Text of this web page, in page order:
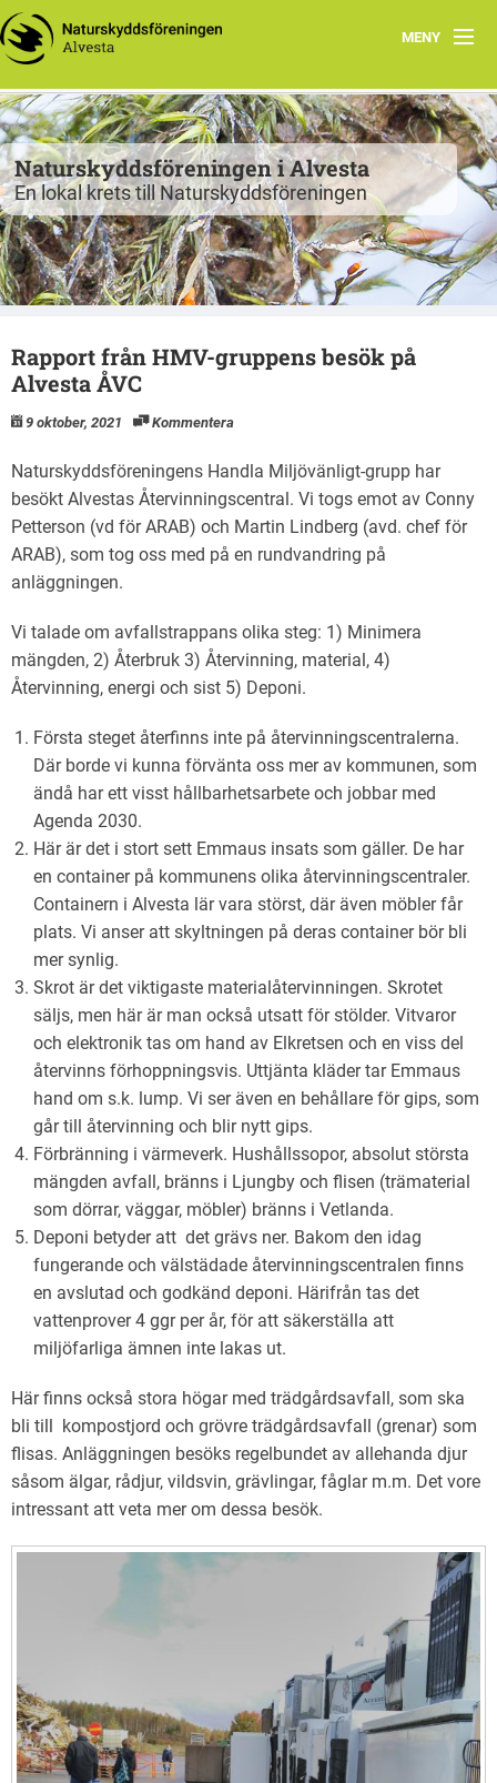
MENY
Program
Grupper
Projekt
Natur att besöka
Fiskgjusen
Naturskyddsföreningen i Alvesta
En lokal krets till Naturskyddsföreningen
Rapport från HMV-gruppens besök på
Alvesta ÅVC
9 oktober, 2021 Kommentera
Naturskyddsföreningens Handla Miljövänligt-grupp har
besökt Alvestas Återvinningscentral. Vi togs emot av Conny
Petterson (vd för ARAB) och Martin Lindberg (avd. chef för
ARAB), som tog oss med på en rundvandring på
anläggningen.
Vi talade om avfallstrappans olika steg: 1) Minimera
mängden, 2) Återbruk 3) Återvinning, material, 4)
Återvinning, energi och sist 5) Deponi.
Första steget återfinns inte på återvinningscentralerna.
Där borde vi kunna förvänta oss mer av kommunen, som
ändå har ett visst hållbarhetsarbete och jobbar med
Agenda 2030.
Här är det i stort sett Emmaus insats som gäller. De har
en container på kommunens olika återvinningscentraler.
Containern i Alvesta lär vara störst, där även möbler får
plats. Vi anser att skyltningen på deras container bör bli
mer synlig.
Skrot är det viktigaste materialåtervinningen. Skrotet
säljs, men här är man också utsatt för stölder. Vitvaror
och elektronik tas om hand av Elkretsen och en viss del
återvinns förhoppningsvis. Uttjänta kläder tar Emmaus
hand om s.k. lump. Vi ser även en behållare för gips, som
går till återvinning och blir nytt gips.
Förbränning i värmeverk. Hushållssopor, absolut största
mängden avfall, bränns i Ljungby och flisen (trämaterial
som dörrar, väggar, möbler) bränns i Vetlanda.
Deponi betyder att det grävs ner. Bakom den idag
fungerande och välstädade återvinningscentralen finns
en avslutad och godkänd deponi. Härifrån tas det
vattenprover 4 ggr per år, för att säkerställa att
miljöfarliga ämnen inte lakas ut.
Här finns också stora högar med trädgårdsavfall, som ska
bli till kompostjord och grövre trädgårdsavfall (grenar) som
flisas. Anläggningen besöks regelbundet av allehanda djur
såsom älgar, rådjur, vildsvin, grävlingar, fåglar m.m. Det vore
intressant att veta mer om dessa besök.